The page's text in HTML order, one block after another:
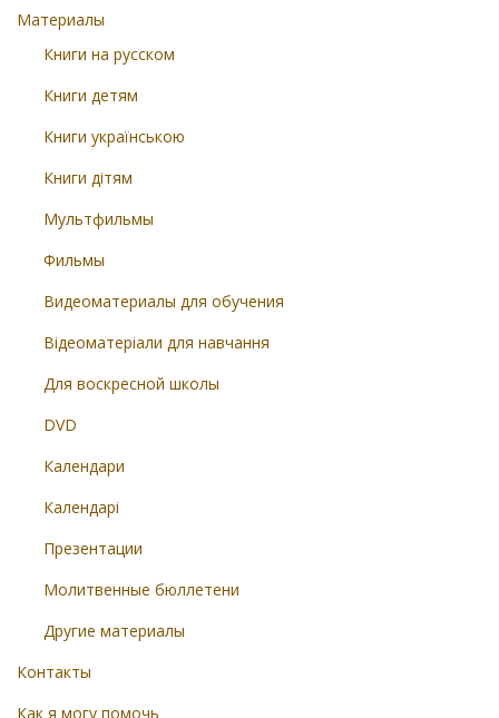
Материалы
Книги на русском
Книги детям
Книги українською
Книги дітям
Мультфильмы
Фильмы
Видеоматериалы для обучения
Відеоматеріали для навчання
Для воскресной школы
DVD
Календари
Календарі
Презентации
Молитвенные бюллетени
Другие материалы
Контакты
Как я могу помочь